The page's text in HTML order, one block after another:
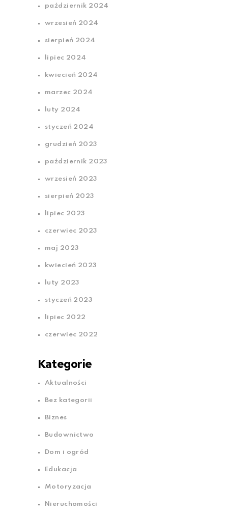
październik 2024
wrzesień 2024
sierpień 2024
lipiec 2024
kwiecień 2024
marzec 2024
luty 2024
styczeń 2024
grudzień 2023
październik 2023
wrzesień 2023
sierpień 2023
lipiec 2023
czerwiec 2023
maj 2023
kwiecień 2023
luty 2023
styczeń 2023
lipiec 2022
czerwiec 2022
Kategorie
Aktualności
Bez kategorii
Biznes
Budownictwo
Dom i ogród
Edukacja
Motoryzacja
Nieruchomości